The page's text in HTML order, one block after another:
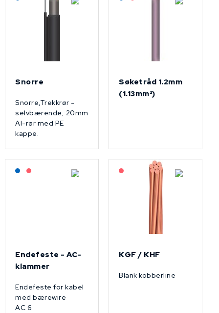
Snorre
Snorre,Trekkrør -
selvbærende, 20mm
Al-rør med PE
kappe.
Søketråd 1.2mm
(1.13mm²)
Lagerført: NEK Kabel
På forespørsel
Endefeste - AC-
klammer
Endefeste for kabel
med bærewire
AC 6
På forespørsel
KGF / KHF
Blank kobberline